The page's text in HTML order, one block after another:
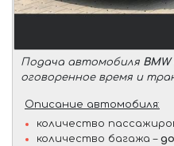
Подача автомобиля BMW
оговоренное время и
Описание автомобиля:
количество
количество багажа –